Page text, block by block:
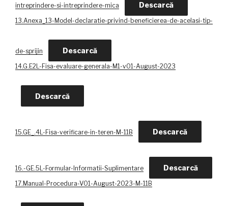
intreprindere-si-intreprindere-mica Descarcă
13.Anexa_13-Model-declaratie-privind-beneficierea-de-acelasi-tip-
de-sprijin Descarcă
14.G.E2L-Fisa-evaluare-generala-M1-v01-August-2023
Descarcă
15.GE_.4L-Fisa-verificare-in-teren-M-11B Descarcă
16.-GE.5L-Formular-Informatii-Suplimentare Descarcă
17.Manual-Procedura-V01-August-2023-M-11B